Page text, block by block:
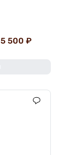
5 500 ₽